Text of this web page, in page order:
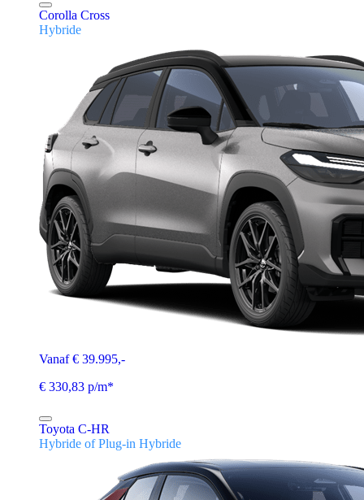
Corolla Cross
Hybride
Vanaf € 39.995,-
€ 330,83 p/m*
Toyota C-HR
Hybride of Plug-in Hybride